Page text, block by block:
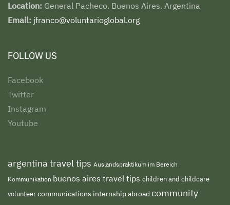
Location: General Pacheco. Buenos Aires. Argentina
Email: jfranco@voluntarioglobal.org
FOLLOW US
Facebook
Twitter
Instagram
Youtube
argentina travel tips Auslandspraktikum im Bereich
Kommunikation buenos aires travel tips children and childcare
volunteercommunications internship abroad community